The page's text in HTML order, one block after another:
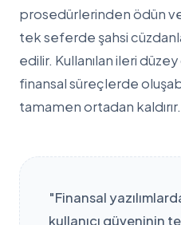
prosedürlerinden ödün
tek seferde şahsi
edilir. Kullanılan ileri
finansal süreçlerde
tamamen ortadan kaldırır.
"Finansal
kullanıcı güveninin